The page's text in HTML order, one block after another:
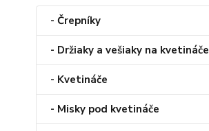
- Črepníky
- Držiaky a vešiaky na kvetináče
- Kvetináče
- Misky pod kvetináče